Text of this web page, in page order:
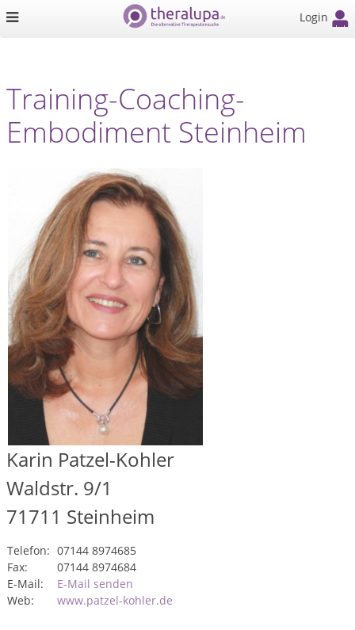
Login
Training-Coaching-
Embodiment Steinheim
Karin Patzel-Kohler
Waldstr. 9/1
71711 Steinheim
Telefon: 07144 8974685
Fax:
07144 8974684
E-Mail:
E-Mail senden
Web:
www.patzel-kohler.de